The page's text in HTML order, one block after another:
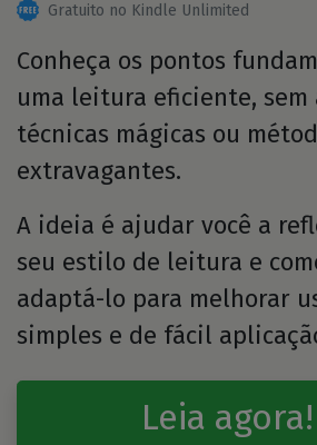
Gratuito no Kindle Unlimited
Conheça os pontos
uma leitura eficiente, sem
técnicas mágicas ou
extravagantes.
A ideia é ajudar você a
seu estilo de leitura e
adaptá-lo para melhorar
simples e de fácil
Leia